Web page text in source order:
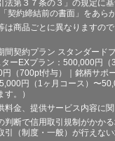
第３７条の３」の規定に
契約締結前の書面」をあら
商品ごとに異なりますの
契約プラン スタンダード
ーEXプラン：500,000円
（700pt付与）｜銘柄サ
円（1ヶ月コース）〜
。）
金、提供サービス内容に
断で信用取引規制がかか
（制度・一般）が行えな